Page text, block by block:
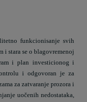
funkcionisanje svih
i stara se o blagovremenoj
i plan investicionog i
i odgovoran je za
za zatvaranje prozora i
uočenih nedostataka,